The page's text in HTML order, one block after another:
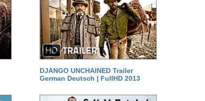
DJANGO UNCHAINED Trailer
German Deutsch | FullHD 2013